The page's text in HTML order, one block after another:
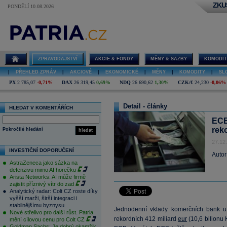
PONDĚLÍ 10.08.2026
ZPRAVODAJSTVÍ AKCIE & FONDY MĚNY & SAZBY
PŘEHLED ZPRÁV AKCIOVÉ EKONOMICKÉ MĚNY KOMODITY
PX 2 785,07 -0,71% DAX 26 319,45 0,69% NDQ 26 690,62 1,30% CZK/€ 24,230 -0,06%
HLEDAT V KOMENTÁŘÍCH
hledat
Pokročilé hledání
INVESTIČNÍ DOPORUČENÍ
AstraZeneca jako sázka na
defenzivu mimo AI horečku
Arista Networks: AI může firmě
zajistit příznivý vítr do zad
Analytický radar: Colt CZ roste díky
vyšší marži, širší integraci i
stabilnějšímu byznysu
Nové střelivo pro další růst. Patria
mění cílovou cenu pro Colt CZ
Detail - články
Jednodenní vklady komerčních bank
rekordních 412 miliardeur (10,6 bilionu